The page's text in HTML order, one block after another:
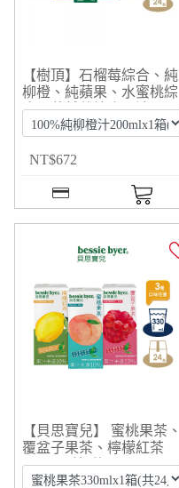
【樹頂】石榴莓綜合、純
柳橙、純蘋果、水蜜桃綜
合、蔓越莓綜合果汁
200mlx1箱(共24入)
NT$672
【貝思寶兒】 蜜桃果茶、
覆盆子果茶、檸檬紅茶
330mlx1箱(共24入)